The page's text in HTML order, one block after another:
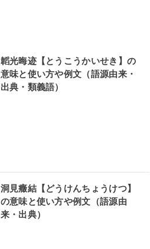
韜光晦迹【とうこうかいせき】の
意味と使い方や例文（語源由来・
出典・類義語）
洞見癥結【どうけんちょうけつ】
の意味と使い方や例文（語源由
来・出典）